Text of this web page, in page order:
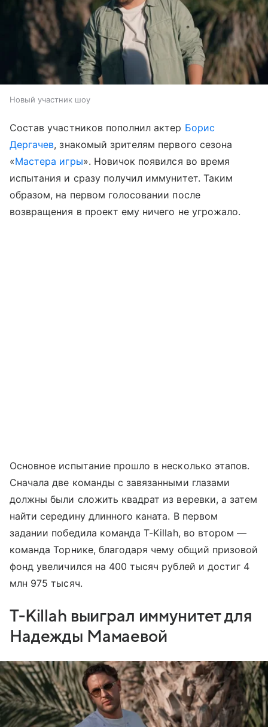
Новый участник шоу
Состав участников пополнил актер Борис
Дергачев, знакомый зрителям первого сезона
«Мастера игры». Новичок появился во время
испытания и сразу получил иммунитет. Таким
образом, на первом голосовании после
возвращения в проект ему ничего не угрожало.
Основное испытание прошло в несколько этапов.
Сначала две команды с завязанными глазами
должны были сложить квадрат из веревки, а затем
найти середину длинного каната. В первом
задании победила команда T-Killah, во втором —
команда Торнике, благодаря чему общий призовой
фонд увеличился на 400 тысяч рублей и достиг 4
млн 975 тысяч.
T-Killah выиграл иммунитет для
Надежды Мамаевой